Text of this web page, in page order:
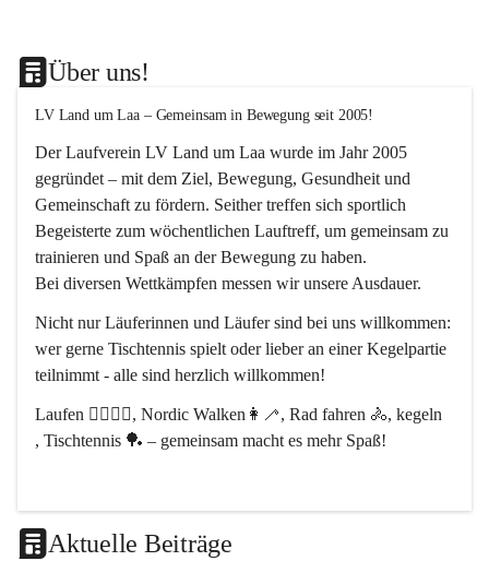
Über uns!
LV Land um Laa – Gemeinsam in Bewegung seit 2005!
Der Laufverein LV Land um Laa wurde im Jahr 2005
gegründet – mit dem Ziel, Bewegung, Gesundheit und
Gemeinschaft zu fördern. Seither treffen sich sportlich
Begeisterte zum wöchentlichen Lauftreff, um gemeinsam zu
trainieren und Spaß an der Bewegung zu haben.
Bei diversen Wettkämpfen messen wir unsere Ausdauer.
Nicht nur Läuferinnen und Läufer sind bei uns willkommen:
wer gerne Tischtennis spielt oder lieber an einer Kegelpartie
teilnimmt - alle sind herzlich willkommen!
Laufen 🏃‍♂️🏃‍♀️, Nordic Walken👩‍🦯, Rad fahren 🚴, kegeln
, Tischtennis 🏓 – gemeinsam macht es mehr Spaß!
Aktuelle Beiträge